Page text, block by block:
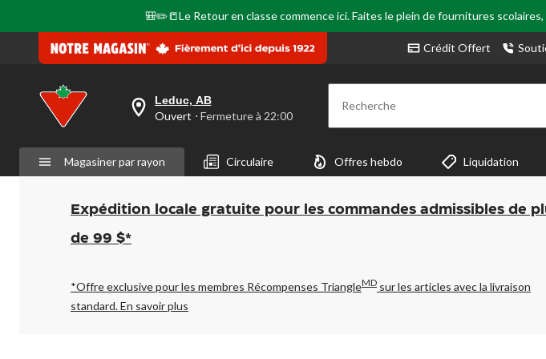
🎒✏️📒Le Retour en classe commence ici. Faites le plein de fournitures
Crédit Offert
votre
est
Leduc,
AB,
Ouvert,
Fermeture
à
pour
changer
Leduc, AB
Ouvert ⋅ Fermeture à 22:00 Recherche
Magasiner par rayon Circulaire Offres hebdo Liquidation
Expédition locale gratuite pour les commandes admissibles de
de 99 $*
*Offre exclusive pour les membres Récompenses TriangleMD sur les articles avec la livraison
standard.En savoir plus